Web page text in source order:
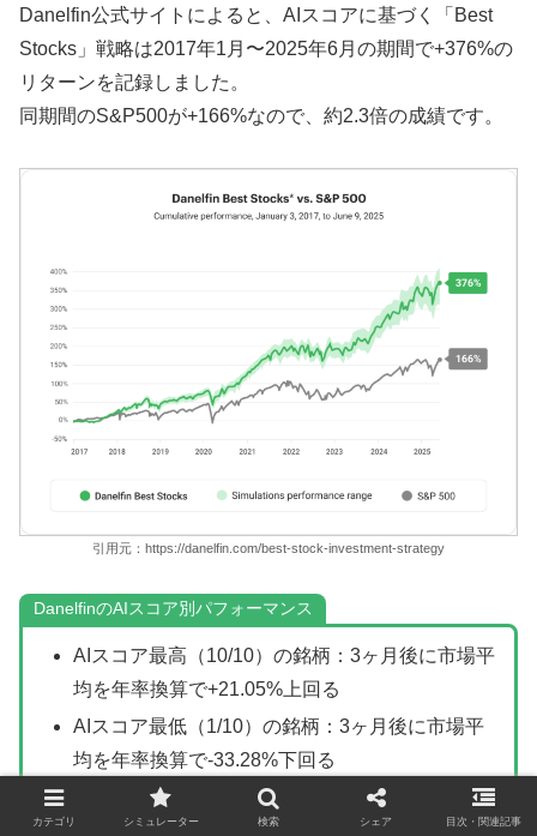
Danelfin公式サイトによると、AIスコアに基づく「Best
Stocks」戦略は2017年1月〜2025年6月の期間で+376%の
リターンを記録しました。
同期間のS&P500が+166%なので、約2.3倍の成績です。
引用元：https://danelfin.com/best-stock-investment-strategy
DanelfinのAIスコア別パフォーマンス
AIスコア最高（10/10）の銘柄：3ヶ月後に市場平
均を年率換算で+21.05%上回る
AIスコア最低（1/10）の銘柄：3ヶ月後に市場平
均を年率換算で-33.28%下回る
Best Stocks戦略の累計リターン：
+376%（2017〜2025年）vs S&P500の+166%
カテゴリ シミュレーター 検索 シェア 目次・関連記事